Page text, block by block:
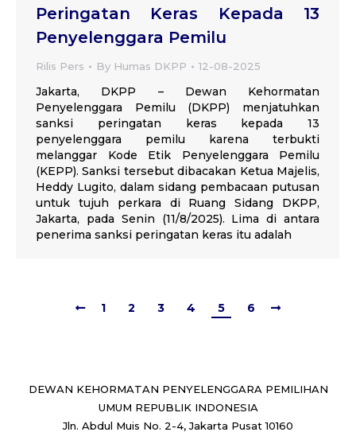
Peringatan Keras Kepada 13
Penyelenggara Pemilu
Rilis Pers By Humas DKPP 12-08-2025
Jakarta, DKPP – Dewan Kehormatan
Penyelenggara Pemilu (DKPP) menjatuhkan
sanksi peringatan keras kepada 13
penyelenggara pemilu karena terbukti
melanggar Kode Etik Penyelenggara Pemilu
(KEPP). Sanksi tersebut dibacakan Ketua Majelis,
Heddy Lugito, dalam sidang pembacaan putusan
untuk tujuh perkara di Ruang Sidang DKPP,
Jakarta, pada Senin (11/8/2025). Lima di antara
penerima sanksi peringatan keras itu adalah
1 2 3 4 5 6
DEWAN KEHORMATAN PENYELENGGARA PEMILIHAN
UMUM REPUBLIK INDONESIA
Jln. Abdul Muis No. 2-4, Jakarta Pusat 10160